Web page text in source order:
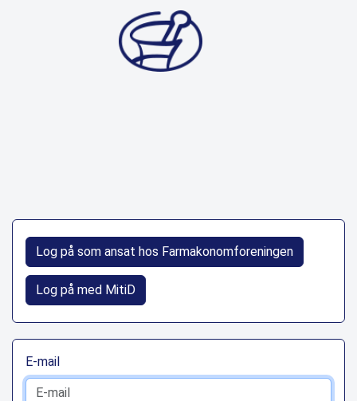
Log på som ansat hos Farmakonomforeningen
Log på med MitiD
E-mail